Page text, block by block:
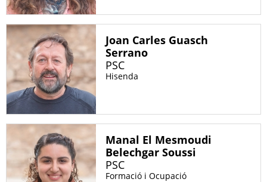
Joan Carles Guasch
Serrano
PSC
Hisenda
Manal El Mesmoudi
Belechgar Soussi
PSC
Formació i Ocupació